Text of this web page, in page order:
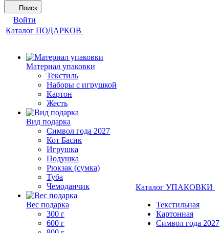
Поиск
Войти
Каталог ПОДАРКОВ
Материал упаковки
Текстиль
Наборы с игрушкой
Картон
Жесть
Вид подарка
Символ года 2027
Кот Басик
Игрушка
Подушка
Рюкзак (сумка)
Туба
Чемоданчик
Вес подарка
300 г
600 г
Каталог УПАКОВКИ
Текстильная
Картонная
Символ года 2027